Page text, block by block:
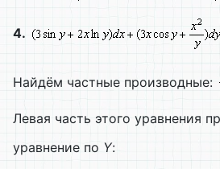
4.
Найдём частные производные:
Левая часть этого уравнения
уравнение по Y: